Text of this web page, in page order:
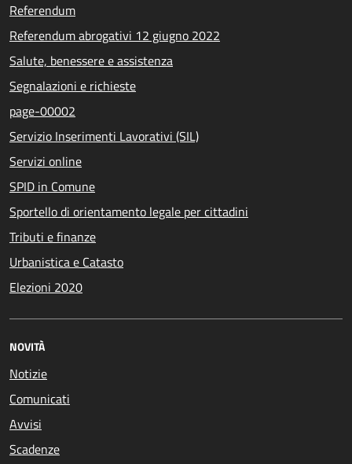
Referendum
Referendum abrogativi 12 giugno 2022
Salute, benessere e assistenza
Segnalazioni e richieste
page-00002
Servizio Inserimenti Lavorativi (SIL)
Servizi online
SPID in Comune
Sportello di orientamento legale per cittadini
Tributi e finanze
Urbanistica e Catasto
Elezioni 2020
NOVITÀ
Notizie
Comunicati
Avvisi
Scadenze